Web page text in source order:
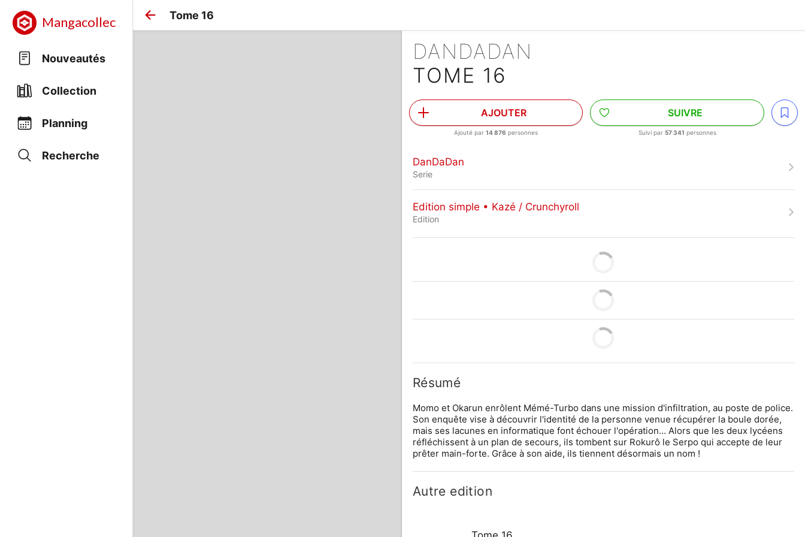
Mangacollec
Nouveautés
Collection
Planning
Recherche
Tome 16
DANDADAN
TOME 16
AJOUTER
Ajouté par14 876 personnes
SUIVRE
Suivi par 57 341 personnes
DanDaDan
Serie
Edition simple • Kazé / Crunchyroll
Edition
Résumé
Momo et Okarun enrôlent Mémé-Turbo dans une mission d'infiltration, au poste de police.
Son enquête vise à découvrir l'identité de la personne venue récupérer la boule dorée,
mais ses lacunes en informatique font échouer l'opération… Alors que les deux lycéens
réfléchissent à un plan de secours, ils tombent sur Rokurô le Serpo qui accepte de leur
prêter main-forte. Grâce à son aide, ils tiennent désormais un nom !
Autre edition